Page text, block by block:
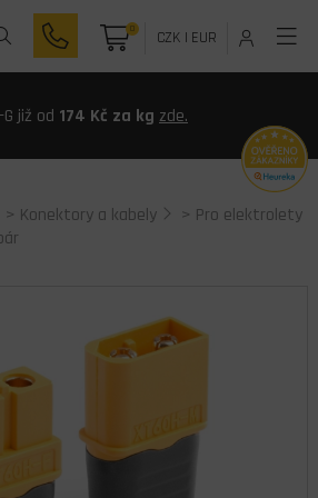
0 CZK| EUR
G již od 174 Kč za kg zde.
> Konektory a kabely > Pro elektrolety